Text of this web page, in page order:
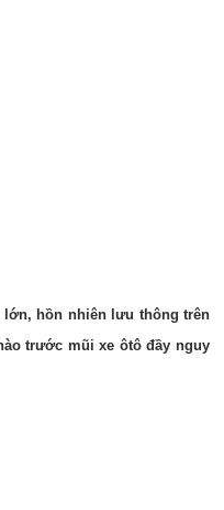
lớn, hồn nhiên lưu thông trên
trước mũi xe ôtô đầy nguy